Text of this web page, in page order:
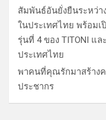
สัมพันธ์อันยั่งยืนระหว่
ในประเทศไทย พร้อม
รุ่นที่ 4 ของ TITONI แล
ประเทศไทย
พาคนที่คุณรักมาสร้าง
ประชากร